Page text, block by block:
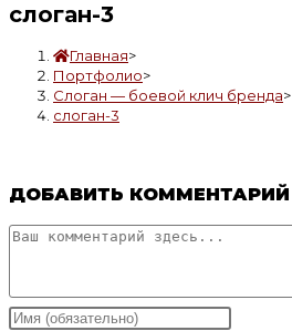
слоган-3
Главная>
Портфолио>
Слоган — боевой клич бренда>
слоган-3
ДОБАВИТЬ КОММЕНТАРИЙ
Комментарий
Введите